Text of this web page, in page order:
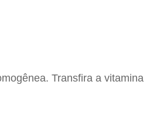
Transfira a vitamina